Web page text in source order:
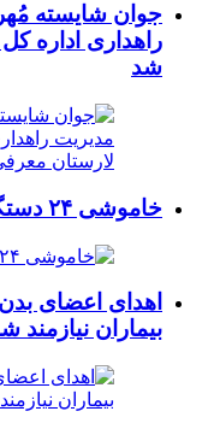
جوان شایسته
راهداری اداره
شد
خاموشی ۲۴ دستگاه ماینر فاقد مجوز در لامرد
اهدای اعضای
بیماران نیازمند